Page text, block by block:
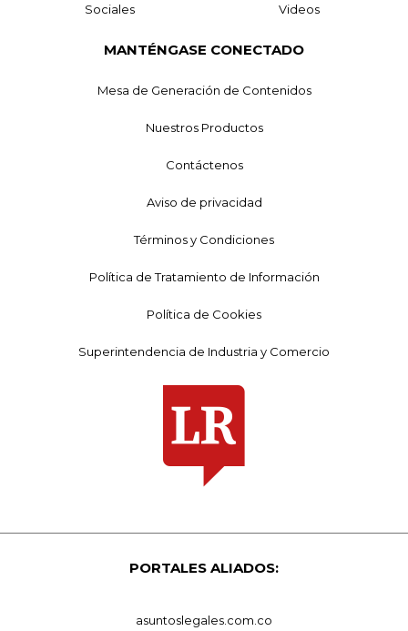
Sociales Videos
MANTÉNGASE CONECTADO
Mesa de Generación de Contenidos
Nuestros Productos
Contáctenos
Aviso de privacidad
Términos y Condiciones
Política de Tratamiento de Información
Política de Cookies
Superintendencia de Industria y Comercio
PORTALES ALIADOS:
asuntoslegales.com.co